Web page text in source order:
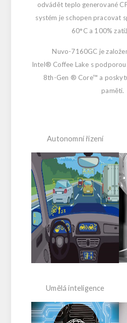
odvádět teplo generované
systém je schopen pracovat
60°C a 100%
Nuvo-7160GC je
Intel® Coffee Lake s
8th-Gen ® Core™ a
paměti.
Autonomní řízení
Umělá inteligence